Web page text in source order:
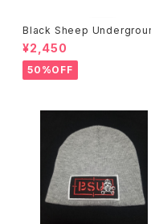
Black Sheep
¥2,450
50%OFF